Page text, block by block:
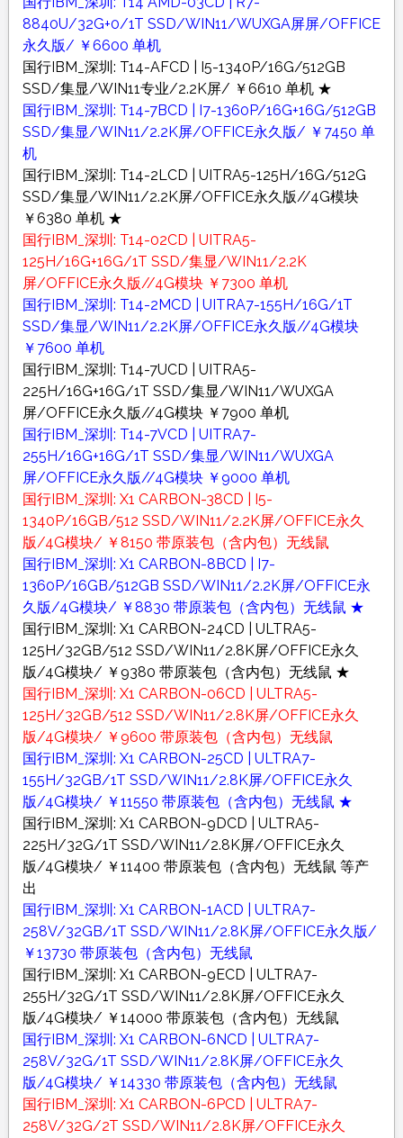
8840U/32G+0/1T SSD/WIN11/WUXGA屏屏/OFFICE
永久版/ ￥6600 单机
国行IBM_深圳: T14-AFCD | I5-1340P/16G/512GB
SSD/集显/WIN11专业/2.2K屏/ ￥6610 单机 ★
国行IBM_深圳: T14-7BCD | I7-1360P/16G+16G/512GB
SSD/集显/WIN11/2.2K屏/OFFICE永久版/ ￥7450 单
机
国行IBM_深圳: T14-2LCD | UITRA5-125H/16G/512G
SSD/集显/WIN11/2.2K屏/OFFICE永久版//4G模块
￥6380 单机 ★
国行IBM_深圳: T14-02CD | UITRA5-
125H/16G+16G/1T SSD/集显/WIN11/2.2K
屏/OFFICE永久版//4G模块 ￥7300 单机
国行IBM_深圳: T14-2MCD | UITRA7-155H/16G/1T
SSD/集显/WIN11/2.2K屏/OFFICE永久版//4G模块
￥7600 单机
国行IBM_深圳: T14-7UCD | UITRA5-
225H/16G+16G/1T SSD/集显/WIN11/WUXGA
屏/OFFICE永久版//4G模块 ￥7900 单机
国行IBM_深圳: T14-7VCD | UITRA7-
255H/16G+16G/1T SSD/集显/WIN11/WUXGA
屏/OFFICE永久版//4G模块 ￥9000 单机
国行IBM_深圳: X1 CARBON-38CD | I5-
1340P/16GB/512 SSD/WIN11/2.2K屏/OFFICE永久
版/4G模块/ ￥8150 带原装包（含内包）无线鼠
国行IBM_深圳: X1 CARBON-8BCD | I7-
1360P/16GB/512GB SSD/WIN11/2.2K屏/OFFICE永
久版/4G模块/ ￥8830 带原装包（含内包）无线鼠 ★
国行IBM_深圳: X1 CARBON-24CD | ULTRA5-
125H/32GB/512 SSD/WIN11/2.8K屏/OFFICE永久
版/4G模块/ ￥9380 带原装包（含内包）无线鼠 ★
国行IBM_深圳: X1 CARBON-06CD | ULTRA5-
125H/32GB/512 SSD/WIN11/2.8K屏/OFFICE永久
版/4G模块/ ￥9600 带原装包（含内包）无线鼠
国行IBM_深圳: X1 CARBON-25CD | ULTRA7-
155H/32GB/1T SSD/WIN11/2.8K屏/OFFICE永久
版/4G模块/ ￥11550 带原装包（含内包）无线鼠 ★
国行IBM_深圳: X1 CARBON-9DCD | ULTRA5-
225H/32G/1T SSD/WIN11/2.8K屏/OFFICE永久
版/4G模块/ ￥11400 带原装包（含内包）无线鼠 等产
出
国行IBM_深圳: X1 CARBON-1ACD | ULTRA7-
258V/32GB/1T SSD/WIN11/2.8K屏/OFFICE永久版/
￥13730 带原装包（含内包）无线鼠
国行IBM_深圳: X1 CARBON-9ECD | ULTRA7-
255H/32G/1T SSD/WIN11/2.8K屏/OFFICE永久
版/4G模块/ ￥14000 带原装包（含内包）无线鼠
国行IBM_深圳: X1 CARBON-6NCD | ULTRA7-
258V/32G/1T SSD/WIN11/2.8K屏/OFFICE永久
版/4G模块/ ￥14330 带原装包（含内包）无线鼠
国行IBM_深圳: X1 CARBON-6PCD | ULTRA7-
258V/32G/2T SSD/WIN11/2.8K屏/OFFICE永久